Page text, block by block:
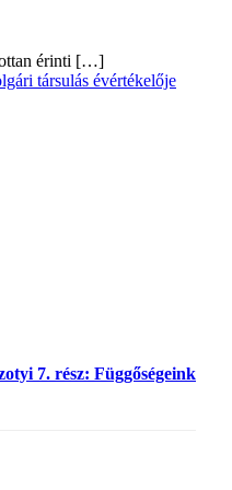
érinti […]
társulás évértékelője
7. rész: Függőségeink